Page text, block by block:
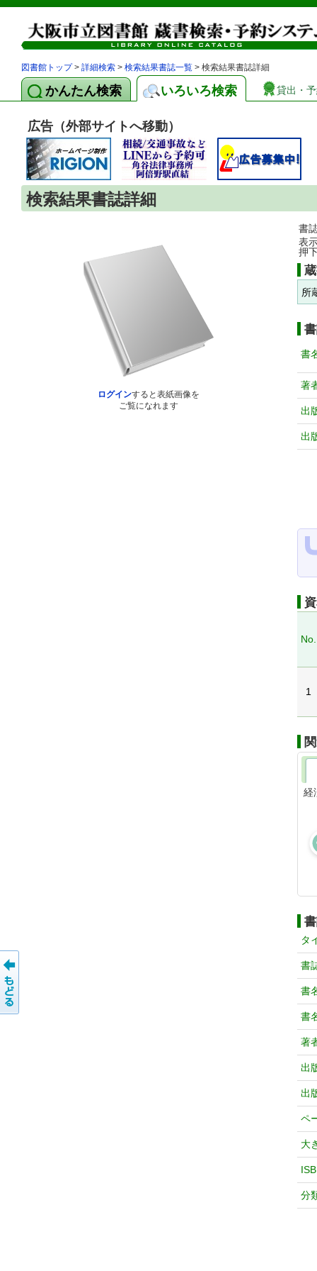
図書館トップ> 詳細検索 > 検索結果書誌一覧 > 検索結果書誌詳細
かんたん検索 いろいろ検索 貸出・
広告（外部サイトへ移動）
検索結果書誌詳細
ログインすると表紙画像を
ご覧になれます
書
表
押
所
書
著
出
出
No.
1
経
タ
書
書
書
著
出
出
ペ
大
分